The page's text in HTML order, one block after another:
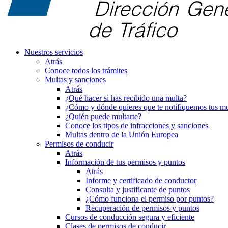
Nuestros servicios
Atrás
Conoce todos los trámites
Multas y sanciones
Atrás
¿Qué hacer si has recibido una multa?
¿Cómo y dónde quieres que te notifiquemos tus
¿Quién puede multarte?
Conoce los tipos de infracciones y sanciones
Multas dentro de la Unión Europea
Permisos de conducir
Atrás
Información de tus permisos y puntos
Atrás
Informe y certificado de conductor
Consulta y justificante de puntos
¿Cómo funciona el permiso por puntos?
Recuperación de permisos y puntos
Cursos de conducción segura y eficiente